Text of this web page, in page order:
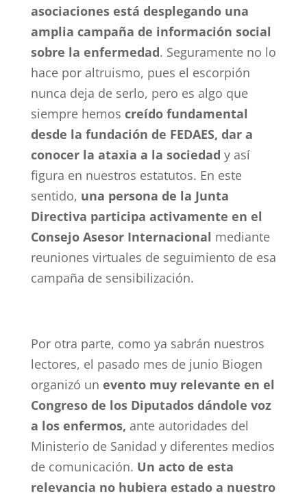
asociaciones está desplegando una
amplia campaña de información social
sobre la enfermedad. Seguramente no lo
hace por altruismo, pues el escorpión
nunca deja de serlo, pero es algo que
siempre hemos creído fundamental
desde la fundación de FEDAES, dar a
conocer la ataxia a la sociedad y así
figura en nuestros estatutos. En este
sentido, una persona de la Junta
Directiva participa activamente en el
Consejo Asesor Internacional mediante
reuniones virtuales de seguimiento de esa
campaña de sensibilización.
Por otra parte, como ya sabrán nuestros
lectores, el pasado mes de junio Biogen
organizó un evento muy relevante en el
Congreso de los Diputados dándole voz
a los enfermos, ante autoridades del
Ministerio de Sanidad y diferentes medios
de comunicación. Un acto de esta
relevancia no hubiera estado a nuestro